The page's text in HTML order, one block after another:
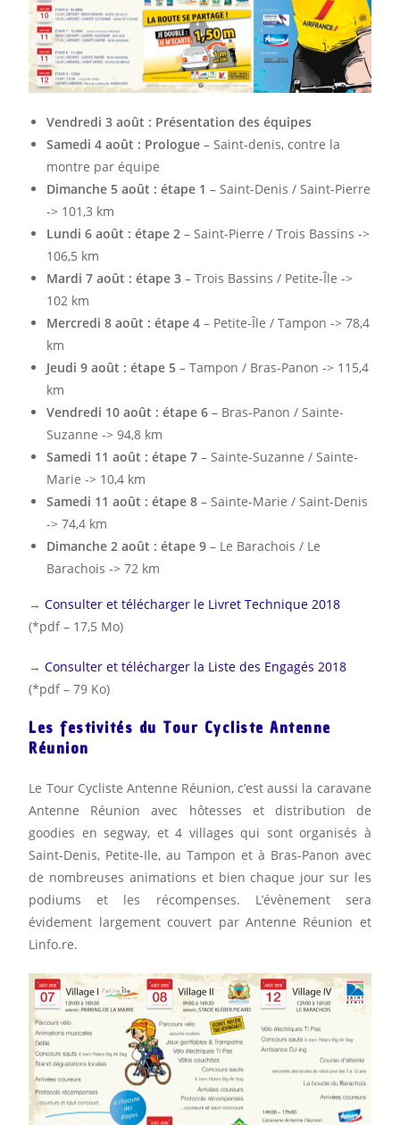
Vendredi 3 août : Présentation des équipes
Samedi 4 août : Prologue – Saint-denis, contre la
montre par équipe
Dimanche 5 août : étape 1 – Saint-Denis / Saint-Pierre
-> 101,3 km
Lundi 6 août : étape 2 – Saint-Pierre / Trois Bassins ->
106,5 km
Mardi 7 août : étape 3 – Trois Bassins / Petite-Île ->
102 km
Mercredi 8 août : étape 4 – Petite-Île / Tampon -> 78,4
km
Jeudi 9 août : étape 5 – Tampon / Bras-Panon -> 115,4
km
Vendredi 10 août : étape 6 – Bras-Panon / Sainte-
Suzanne -> 94,8 km
Samedi 11 août : étape 7 – Sainte-Suzanne / Sainte-
Marie -> 10,4 km
Samedi 11 août : étape 8 – Sainte-Marie / Saint-Denis
-> 74,4 km
Dimanche 2 août : étape 9 – Le Barachois / Le
Barachois -> 72 km
→Consulter et télécharger le Livret Technique 2018
(*pdf – 17,5 Mo)
→Consulter et télécharger la Liste des Engagés 2018
(*pdf – 79 Ko)
Les festivités du Tour Cycliste Antenne
Réunion
Le Tour Cycliste Antenne Réunion, c’est aussi la caravane
Antenne Réunion avec hôtesses et distribution de
goodies en segway, et 4 villages qui sont organisés à
Saint-Denis, Petite-Ile, au Tampon et à Bras-Panon avec
de nombreuses animations et bien chaque jour sur les
podiums et les récompenses. L’évènement sera
évidement largement couvert par Antenne Réunion et
Linfo.re.